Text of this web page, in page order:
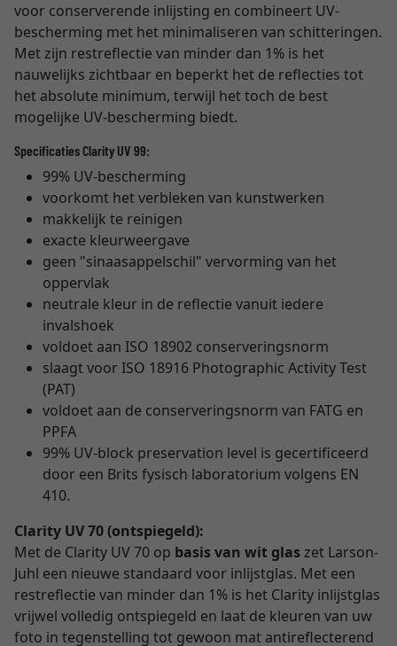
voor conserverende inlijsting en combineert UV-
bescherming met het minimaliseren van schitteringen.
Met zijn restreflectie van minder dan 1% is het
nauwelijks zichtbaar en beperkt het de reflecties tot
het absolute minimum, terwijl het toch de best
mogelijke UV-bescherming biedt.
Specificaties Clarity UV 99:
99% UV-bescherming
voorkomt het verbleken van kunstwerken
makkelijk te reinigen
exacte kleurweergave
geen "sinaasappelschil" vervorming van het
oppervlak
neutrale kleur in de reflectie vanuit iedere
invalshoek
voldoet aan ISO 18902 conserveringsnorm
slaagt voor ISO 18916 Photographic Activity Test
(PAT)
voldoet aan de conserveringsnorm van FATG en
PPFA
99% UV-block preservation level is gecertificeerd
door een Brits fysisch laboratorium volgens EN
410.
Clarity UV 70 (ontspiegeld):
Met de Clarity UV 70 op basis van wit glaszet Larson-
Juhl een nieuwe standaard voor inlijstglas. Met een
restreflectie van minder dan 1% is het Clarity inlijstglas
vrijwel volledig ontspiegeld en laat de kleuren van uw
foto in tegenstelling tot gewoon mat antireflecterend